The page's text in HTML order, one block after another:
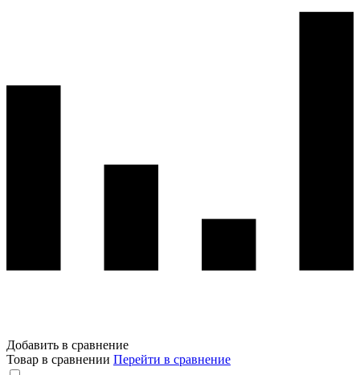
Добавить в сравнение
Товар в сравнении Перейти в сравнение